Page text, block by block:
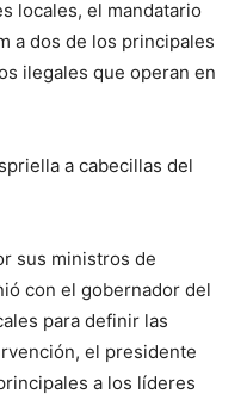
locales, el mandatario
a dos de los principales
ilegales que operan en
a cabecillas del
sus ministros de
con el gobernador del
para definir las
el presidente
a los líderes